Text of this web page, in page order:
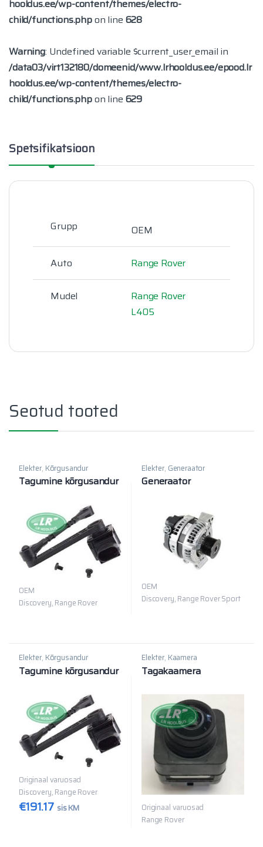
hooldus.ee/wp-content/themes/electro-
child/functions.phpon line 628
Warning: Undefined variable $current_user_email in
/data03/virt132180/domeenid/www.lrhooldus.ee/epood.lr
hooldus.ee/wp-content/themes/electro-
child/functions.phpon line 629
Spetsifikatsioon
Grupp OEM
Auto Range Rover
Mudel
Range Rover
L405
Seotud tooted
Elekter, Kõrgusandur
Tagumine kõrgusandur
OEM
Discovery, Range Rover
Elekter, Generaator
Generaator
OEM
Discovery, Range Rover Sport
Elekter, Kõrgusandur
Tagumine kõrgusandur
Originaal varuosad
Discovery, Range Rover
€191.17 sis KM
Elekter, Kaamera
Tagakaamera
Originaal varuosad
Range Rover